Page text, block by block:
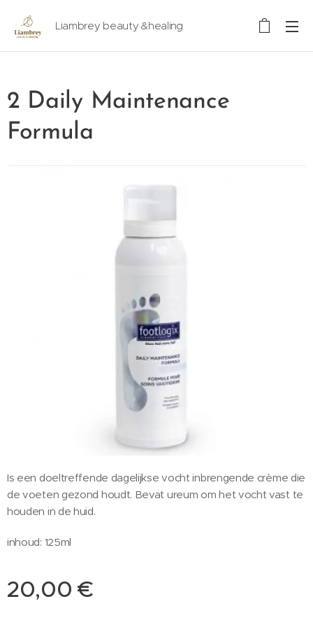
Liambrey beauty &healing
2 Daily Maintenance
Formula
Is een doeltreffende dagelijkse vocht inbrengende crème die
de voeten gezond houdt. Bevat ureum om het vocht vast te
houden in de huid.
inhoud: 125ml
20,00 €